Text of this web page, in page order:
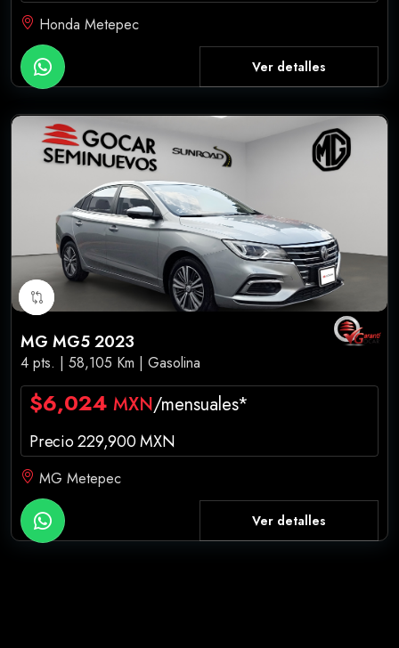
Honda Metepec
Ver detalles
MG MG5 2023
4 pts. | 58,105 Km | Gasolina
$6,024 MXN/mensuales*
Precio 229,900 MXN
MG Metepec
Ver detalles